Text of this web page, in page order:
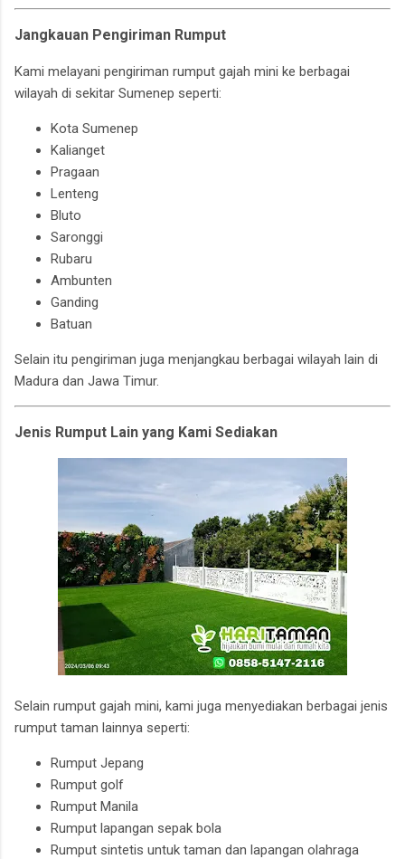
Jangkauan Pengiriman Rumput
Kami melayani pengiriman rumput gajah mini ke berbagai
wilayah di sekitar Sumenep seperti:
Kota Sumenep
Kalianget
Pragaan
Lenteng
Bluto
Saronggi
Rubaru
Ambunten
Ganding
Batuan
Selain itu pengiriman juga menjangkau berbagai wilayah lain di
Madura dan Jawa Timur.
Jenis Rumput Lain yang Kami Sediakan
Selain rumput gajah mini, kami juga menyediakan berbagai jenis
rumput taman lainnya seperti:
Rumput Jepang
Rumput golf
Rumput Manila
Rumput lapangan sepak bola
Rumput sintetis untuk taman dan lapangan olahraga